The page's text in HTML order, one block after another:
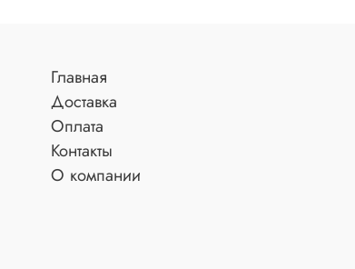
Главная
Доставка
Оплата
Контакты
О компании